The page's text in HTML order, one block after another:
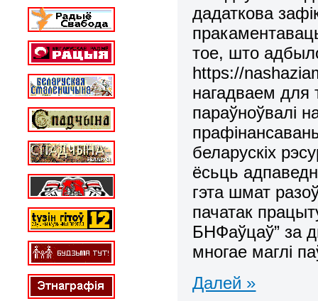
дадаткова
тое, што
https://
нагадваем для
параўноўвалі
беларускіх
ёсьць
гэта шмат
пачатак
БНФаўцаў” за
многае маглі
Далей »